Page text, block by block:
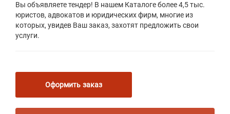
Вы объявляете тендер! В нашем Каталоге более 4,5 тыс.
юристов, адвокатов и юридических фирм, многие из
которых, увидев Ваш заказ, захотят предложить свои
услуги.
Оформить заказ